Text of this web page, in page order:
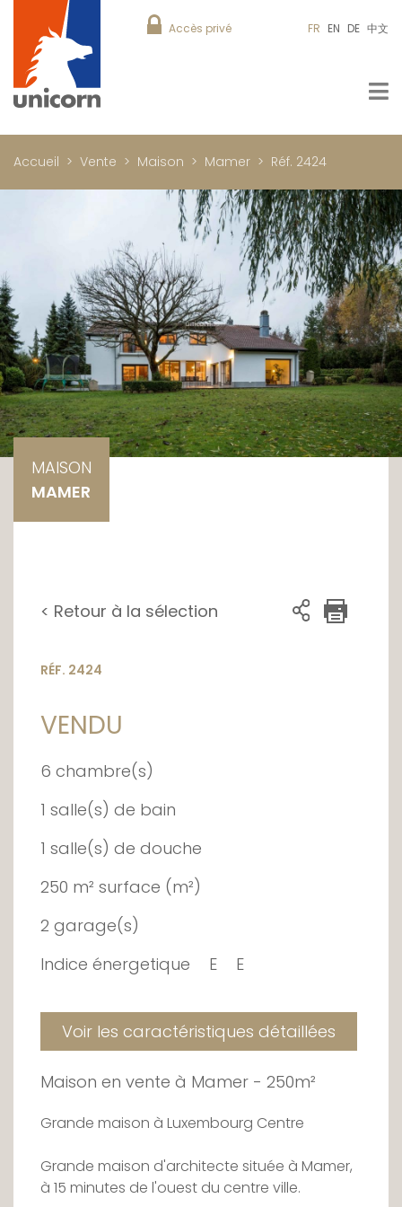
Accès privé FR EN DE 中文
Accueil Vente Maison Mamer Réf. 2424
MAISON
MAMER
< Retour à la sélection
RÉF. 2424
VENDU
6 chambre(s)
1 salle(s) de bain
1 salle(s) de douche
250 m² surface (m²)
2 garage(s)
Indice énergetique
E E
Voir les caractéristiques détaillées
Maison en vente à Mamer - 250m²
Grande maison à Luxembourg Centre
Grande maison d'architecte située à Mamer,
à 15 minutes de l'ouest du centre ville.